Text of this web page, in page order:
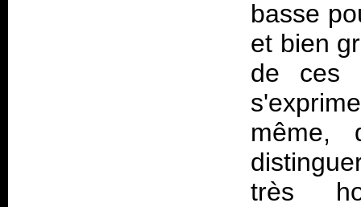
basse
et bien
de ces
même,
très